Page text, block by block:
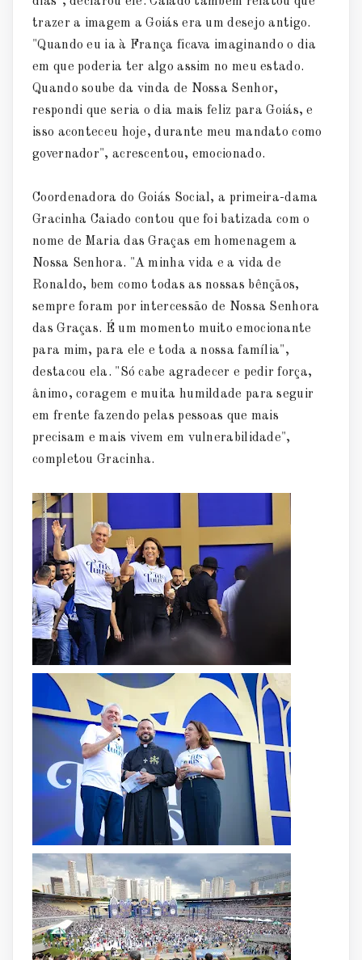
trazer a imagem a Goiás era um desejo antigo.
"Quando eu ia à França ficava imaginando o dia
em que poderia ter algo assim no meu estado.
Quando soube da vinda de Nossa Senhor,
respondi que seria o dia mais feliz para Goiás, e
isso aconteceu hoje, durante meu mandato como
governador", acrescentou, emocionado.
Coordenadora do Goiás Social, a primeira-dama
Gracinha Caiado contou que foi batizada com o
nome de Maria das Graças em homenagem a
Nossa Senhora. "A minha vida e a vida de
Ronaldo, bem como todas as nossas bênçãos,
sempre foram por intercessão de Nossa Senhora
das Graças. É um momento muito emocionante
para mim, para ele e toda a nossa família",
destacou ela. "Só cabe agradecer e pedir força,
ânimo, coragem e muita humildade para seguir
em frente fazendo pelas pessoas que mais
precisam e mais vivem em vulnerabilidade",
completou Gracinha.